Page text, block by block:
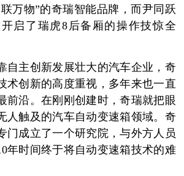
联万物”的奇瑞智能品牌，而尹同跃
启了瑞虎8后备厢的操作技惊全
主创新发展壮大的汽车企业，奇
术创新的高度重视，多年来也一直
前沿。在刚刚创建时，奇瑞就把眼
人触及的汽车自动变速箱领域。奇
门成立了一个研究院，与外方人员
年时间终于将自动变速箱技术的难